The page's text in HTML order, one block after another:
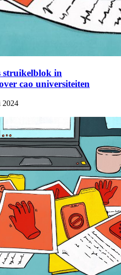
struikelblok in
cao universiteiten
2024